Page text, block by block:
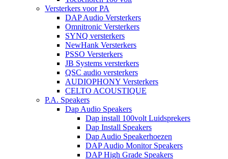
Versterkers voor PA
DAP Audio Versterkers
Omnitronic Versterkers
SYNQ versterkers
NewHank Versterkers
PSSO Versterkers
JB Systems versterkers
QSC audio versterkers
AUDIOPHONY Versterkers
CELTO ACOUSTIQUE
P.A. Speakers
Dap Audio Speakers
Dap install 100volt Luidsprekers
Dap Install Speakers
Dap Audio Speakerhoezen
DAP Audio Monitor Speakers
DAP High Grade Speakers